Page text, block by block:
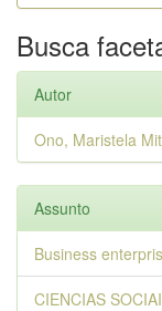
Busca
Autor
Ono, Maristela
Assunto
Business
CIENCIAS